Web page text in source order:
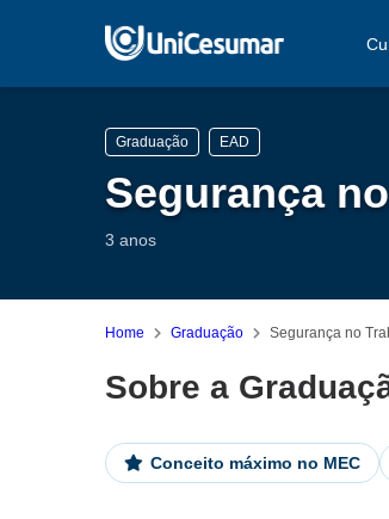
Graduação EAD
Segurança
3 anos
Home Graduação Segurança no
Sobre a
Conceito máximo no MEC